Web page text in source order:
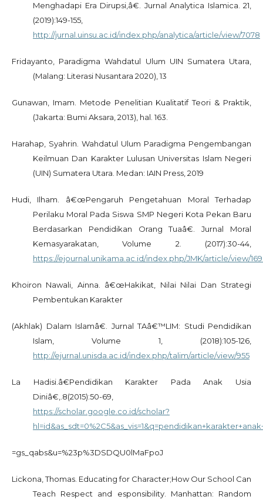
Menghadapi Era Dirupsi,â€. Jurnal Analytica Islamica. 21,
(2019):149-155,
http://jurnal.uinsu.ac.id/index.php/analytica/article/view/7078
Fridayanto, Paradigma Wahdatul Ulum UIN Sumatera Utara,
(Malang: Literasi Nusantara 2020), 13
Gunawan, Imam. Metode Penelitian Kualitatif Teori & Praktik,
(Jakarta: Bumi Aksara, 2013), hal. 163.
Harahap, Syahrin. Wahdatul Ulum Paradigma Pengembangan
Keilmuan Dan Karakter Lulusan Universitas Islam Negeri
(UIN) Sumatera Utara. Medan: IAIN Press, 2019
Hudi, Ilham. â€œPengaruh Pengetahuan Moral Terhadap
Perilaku Moral Pada Siswa SMP Negeri Kota Pekan Baru
Berdasarkan Pendidikan Orang Tuaâ€. Jurnal Moral
Kemasyarakatan, Volume 2. (2017):30-44,
https://ejournal.unikama.ac.id/index.php/JMK/article/view/
Khoiron Nawali, Ainna. â€œHakikat, Nilai Nilai Dan Strategi
Pembentukan Karakter
(Akhlak) Dalam Islamâ€. Jurnal TAâ€™LIM: Studi Pendidikan
Islam, Volume 1, (2018):105-126,
http://ejurnal.unisda.ac.id/index.php/talim/article/view/955
La Hadisi.â€Pendidikan Karakter Pada Anak Usia
Diniâ€,.8(2015):50-69,
https://scholar.google.co.id/scholar?
=gs_qabs&u=%23p%3DSDQU0lMaFpoJ
Lickona, Thomas. Educating for Character;How Our School Can
Teach Respect and esponsibility. Manhattan: Random